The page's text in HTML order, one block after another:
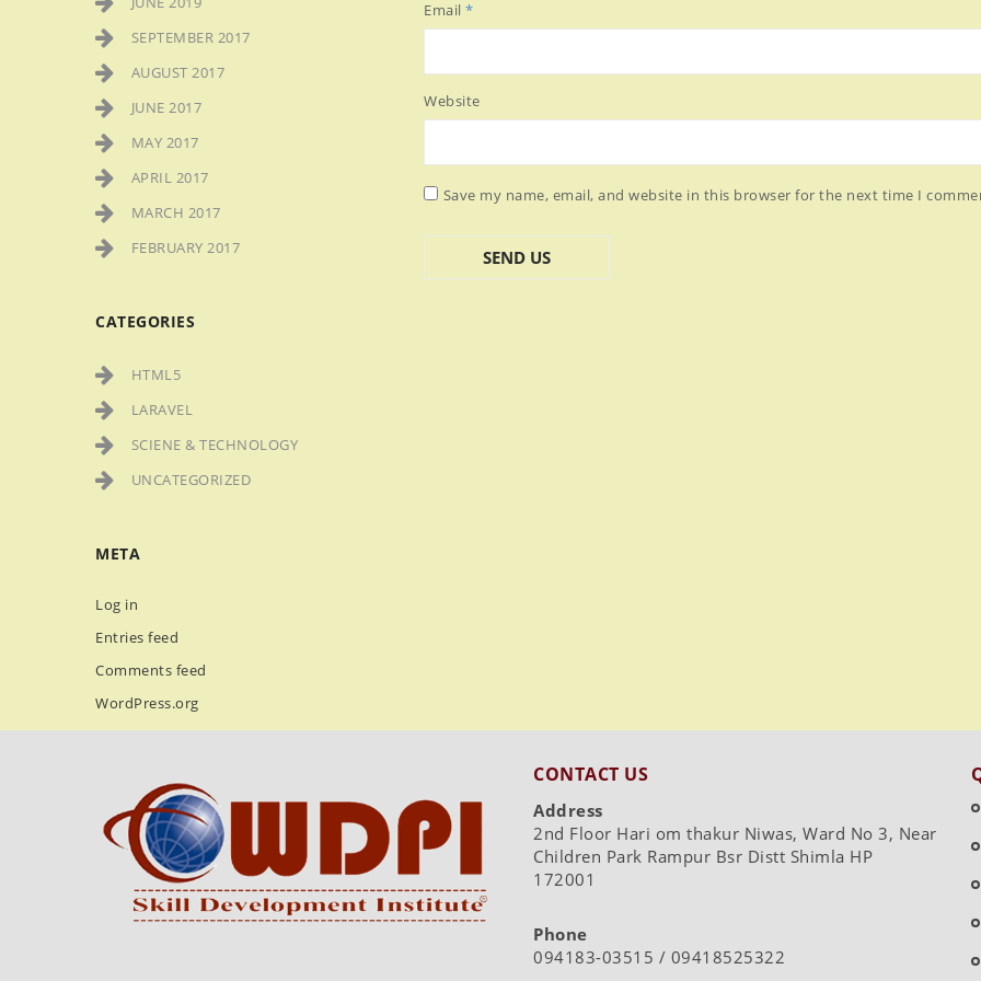
SEPTEMBER 2017
AUGUST 2017
JUNE 2017
MAY 2017
APRIL 2017
MARCH 2017
FEBRUARY 2017
CATEGORIES
HTML5
LARAVEL
SCIENE & TECHNOLOGY
UNCATEGORIZED
META
Log in
Entries feed
Comments feed
WordPress.org
Email *
Website
Save my name, email, and website in this browser for the next time I
CONTACT US
Address
2nd Floor Hari om thakur Niwas, Ward No 3, Near
Children Park Rampur Bsr Distt Shimla HP
172001
Phone
094183-03515 / 09418525322